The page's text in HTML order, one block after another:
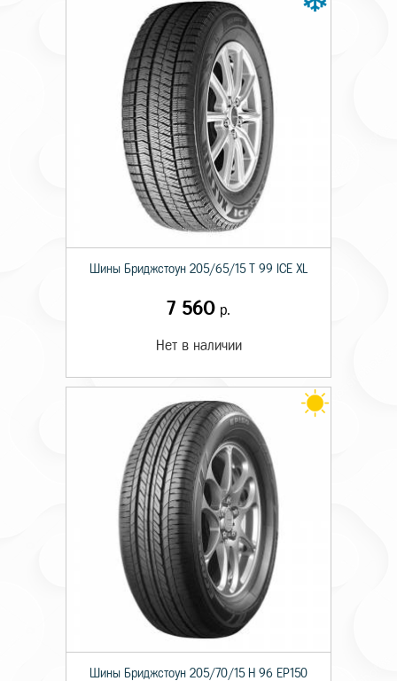
Шины Бриджстоун 205/65/15 T 99 ICE XL
7 560 р.
Нет в наличии
Шины Бриджстоун 205/70/15 H 96 EP150